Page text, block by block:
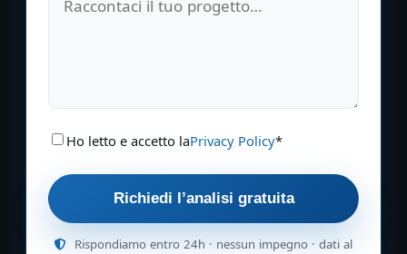
Ho letto e accetto laPrivacy Policy*
Richiedi l’analisi gratuita
Rispondiamo entro 24h · nessun impegno · dati al